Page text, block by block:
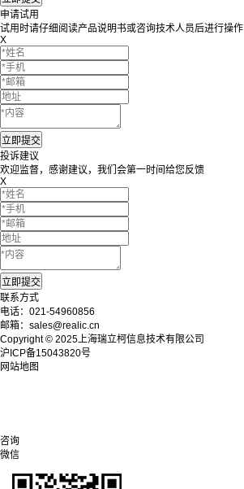
申请试用
试用时请仔细阅读产品说明书或咨询技术人员后进行操作
X
投诉建议
欢迎监督，感谢建议，我们会第一时间给您反馈
X
联系方式
电话：021-54960856
邮箱：sales@realic.cn
Copyright © 2025上海瑞立柯信息技术有限公司
沪ICP备15043820号
网站地图
咨询
微信